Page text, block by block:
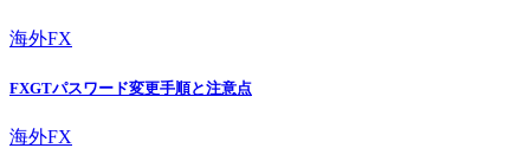
海外FX
FXGTパスワード変更手順と注意点
海外FX